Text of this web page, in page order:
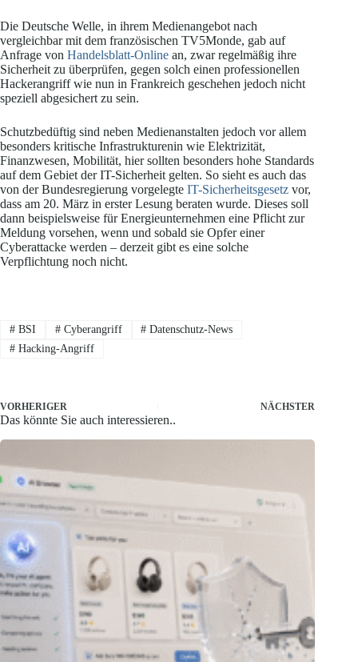
Die Deutsche Welle, in ihrem Medienangebot nach
vergleichbar mit dem französischen TV5Monde, gab auf
Anfrage von Handelsblatt-Online an, zwar regelmäßig ihre
Sicherheit zu überprüfen, gegen solch einen professionellen
Hackerangriff wie nun in Frankreich geschehen jedoch nicht
speziell abgesichert zu sein.
Schutzbedüftig sind neben Medienanstalten jedoch vor allem
besonders kritische Infrastrukturenin wie Elektrizität,
Finanzwesen, Mobilität, hier sollten besonders hohe Standards
auf dem Gebiet der IT-Sicherheit gelten. So sieht es auch das
von der Bundesregierung vorgelegte IT-Sicherheitsgesetz vor,
dass am 20. März in erster Lesung beraten wurde. Dieses soll
dann beispielsweise für Energieunternehmen eine Pflicht zur
Meldung vorsehen, wenn und sobald sie Opfer einer
Cyberattacke werden – derzeit gibt es eine solche
Verpflichtung noch nicht.
#BSI #Cyberangriff # Datenschutz-News
#Hacking-Angriff
VORHERIGER NÄCHSTER
Das könnte Sie auch interessieren..